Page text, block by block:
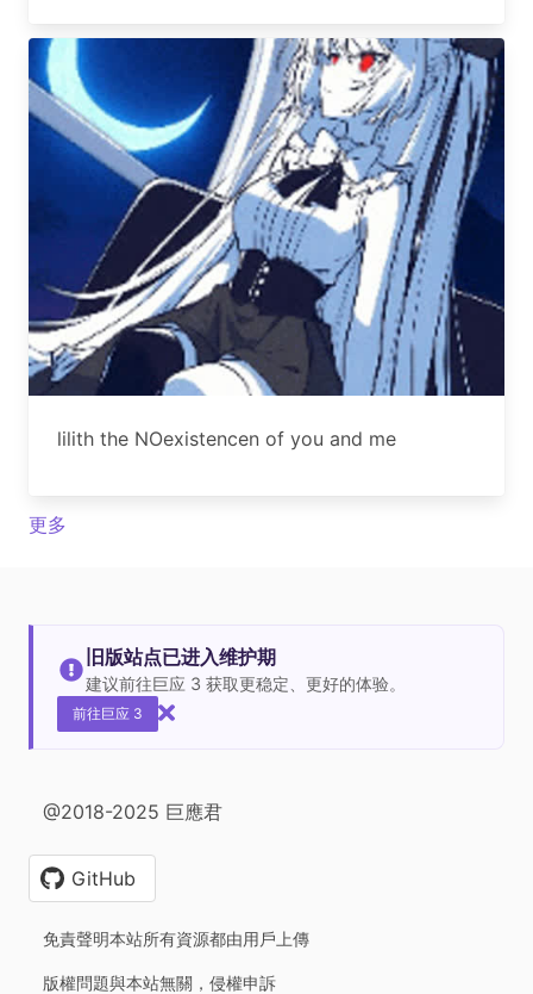
lilith the NOexistencen of you and me
更多
旧版站点已进入维护期
建议前往巨应 3 获取更稳定、更好的体验。
前往巨应 3
@2018-2025 巨應君
GitHub
免責聲明本站所有資源都由用戶上傳
版權問題與本站無關，侵權申訴